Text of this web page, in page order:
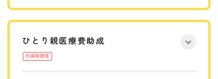
ひとり親医療費助成
所得制限有